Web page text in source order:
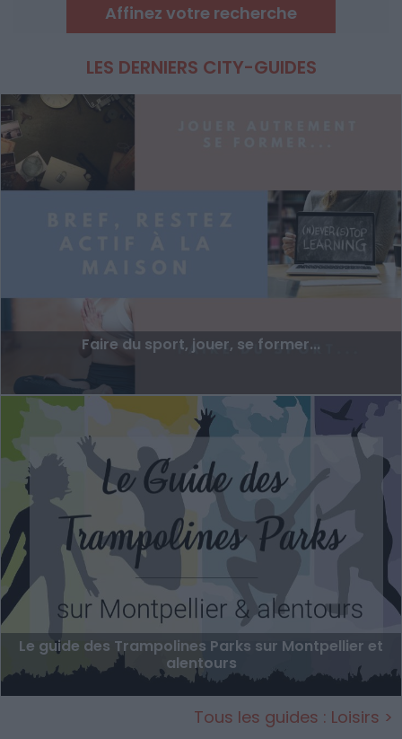
Affinez votre recherche
LES DERNIERS CITY-GUIDES
Faire du sport, jouer, se former...
Le guide des Trampolines Parks sur Montpellier et
alentours
Tous les guides : Loisirs >